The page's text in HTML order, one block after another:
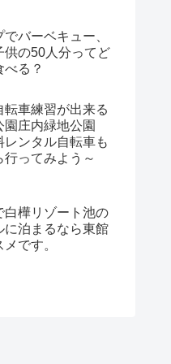
バーベキュー、
供の50人分ってど
べる？
転車練習が出来る
園庄内緑地公園
レンタル自転車も
行ってみよう～
白樺リゾート池の
に泊まるなら東館
です。